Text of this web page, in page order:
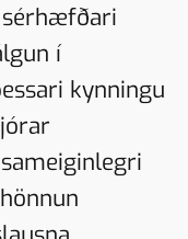
í
kynningu